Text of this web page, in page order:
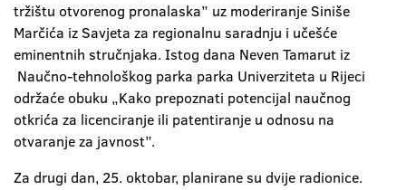
tržištu otvorenog pronalaska” uz moderiranje Siniše
Marčića iz Savjeta za regionalnu saradnju i učešće
eminentnih stručnjaka. Istog dana Neven Tamarut iz
Naučno-tehnološkog parka parka Univerziteta u Rijeci
održaće obuku „Kako prepoznati potencijal naučnog
otkrića za licenciranje ili patentiranje u odnosu na
otvaranje za javnost”.
Za drugi dan, 25. oktobar, planirane su dvije radionice.